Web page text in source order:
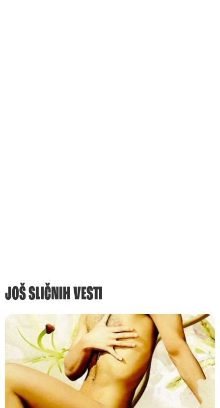
JOŠ SLIČNIH VESTI